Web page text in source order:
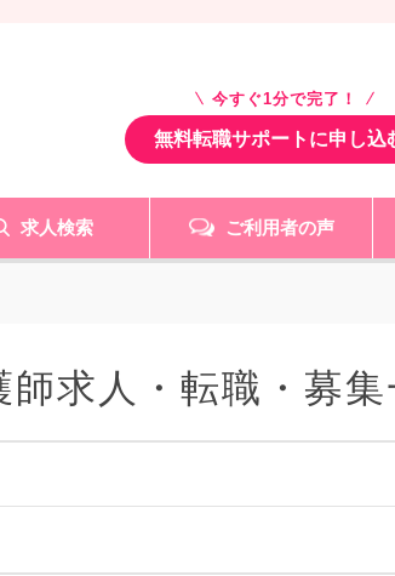
今すぐ1分で完了！
無料転職サポートに申し込
求人検索 ご利用者の声
師求人・転職・募集